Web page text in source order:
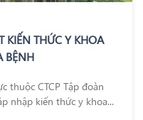
KIẾN THỨC Y KHOA
BỆNH
thuộc CTCP Tập đoàn
nhập kiến thức y khoa...